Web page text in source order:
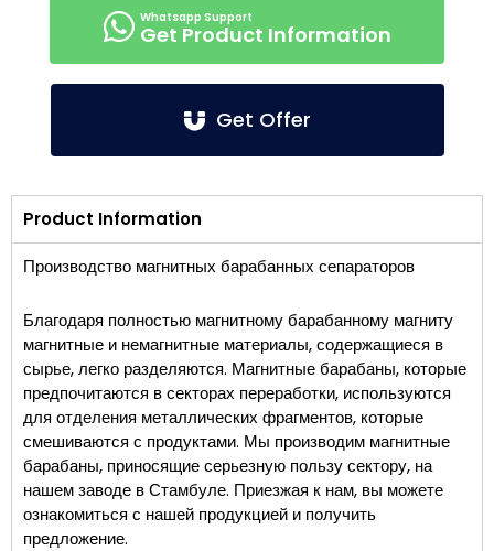
Get Product Information
Get Offer
Product Information
Производство магнитных барабанных сепараторов
Благодаря полностью магнитному барабанному магниту
магнитные и немагнитные материалы, содержащиеся в
сырье, легко разделяются. Магнитные барабаны, которые
предпочитаются в секторах переработки, используются
для отделения металлических фрагментов, которые
смешиваются с продуктами. Мы производим магнитные
барабаны, приносящие серьезную пользу сектору, на
нашем заводе в Стамбуле. Приезжая к нам, вы можете
ознакомиться с нашей продукцией и получить
предложение.